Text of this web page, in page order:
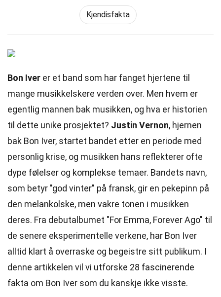
Kjendisfakta
Bon Iver er et band som har fanget hjertene til
mange musikkelskere verden over. Men hvem er
egentlig mannen bak musikken, og hva er historien
til dette unike prosjektet? Justin Vernon, hjernen
bak Bon Iver, startet bandet etter en periode med
personlig krise, og musikken hans reflekterer ofte
dype følelser og komplekse temaer. Bandets navn,
som betyr "god vinter" på fransk, gir en pekepinn på
den melankolske, men vakre tonen i musikken
deres. Fra debutalbumet "For Emma, Forever Ago" til
de senere eksperimentelle verkene, har Bon Iver
alltid klart å overraske og begeistre sitt publikum. I
denne artikkelen vil vi utforske 28 fascinerende
fakta om Bon Iver som du kanskje ikke visste.